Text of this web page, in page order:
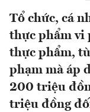
Tổ chức, cá
thực phẩm vi
thực phẩm,
phạm mà áp
200 triệu
triệu đồng